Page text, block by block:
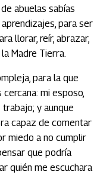
abuelas sabías
para ser
llorar, reír, abrazar,
Madre Tierra.
para la que
mi esposo,
y aunque
capaz de comentar
miedo a no cumplir
que podría
quién me escuchara